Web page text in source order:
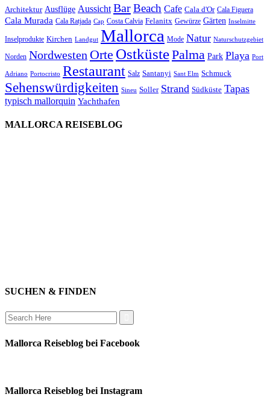
Architektur Ausflüge Aussicht BarBeach Cafe Cala d'Or Cala Figuera
Cala Murada Cala Ratjada Cap Costa Calvia Felanitx Gewürze Gärten Inselmitte
Inselprodukte Kirchen Landgut Mallorca Mode Natur Naturschutzgebiet
Norden Nordwesten Orte OstküstePalma Park Playa Port
Adriano Portocristo Restaurant Salz Santanyi Sant Elm Schmuck
Sehenswürdigkeiten Sineu Soller Strand Südküste Tapas
typisch mallorquin Yachthafen
MALLORCA REISEBLOG
SUCHEN & FINDEN
Search
for:
Mallorca Reiseblog bei Facebook
Mallorca Reiseblog bei Instagram